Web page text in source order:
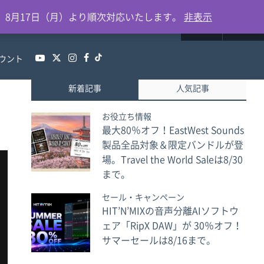
ント
新着記事 人気記事
お役立ち情報
最大80％オフ！EastWest Sounds
製品全品対象＆限定バンドルが登
場。Travel the World Saleは8/30
まで。
セール・キャンペーン
HIT’N’MIXの音声分離AIソフトウ
ェア「RipX DAW」が 30％オフ！
サマーセールは8/16まで。
月17日（月）より順次対応いたします。 非表示